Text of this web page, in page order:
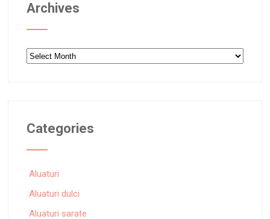
Archives
Archives
Categories
Aluaturi
Aluaturi dulci
Aluaturi sarate